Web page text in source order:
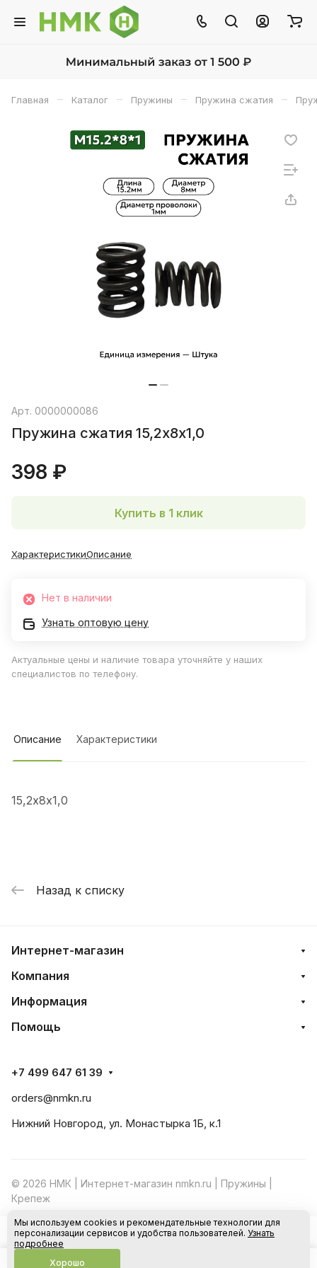
Главная – Каталог – Пружины – Пружина сжатия –
Арт. 0000000086
Пружина сжатия 15,2х8х1,0
398 ₽
В корзину
Купить в 1 клик
ХарактеристикиОписание
Нет в наличии
Узнать оптовую цену
Актуальные цены и наличие товара уточняйте у наших
специалистов по телефону.
Описание Характеристики
15,2х8х1,0
Назад к списку
Интернет-магазин
Компания
Информация
Помощь
+7 499 647 61 39
orders@nmkn.ru
Нижний Новгород, ул. Монастырка 1Б, к.1
© 2026 НМК | Интернет-магазин nmkn.ru | Пружины |
Крепеж
Конфиденциальность Оферта
Мы используем cookies и рекомендательные технологии для
персонализации сервисов и удобства пользователей. Узнать
подробнее
Хорошо